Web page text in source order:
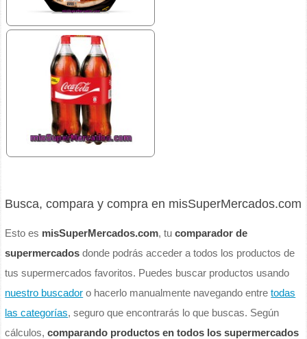
Busca, compara y compra en misSuperMercados.com
Esto es misSuperMercados.com, tucomparador de
supermercados donde podrás acceder a todos los productos de
tus supermercados favoritos. Puedes buscar productos usando
nuestro buscador o hacerlo manualmente navegando entretodas
las categorías, seguro que encontrarás lo que buscas. Según
cálculos,comparando productos en todos los supermercados